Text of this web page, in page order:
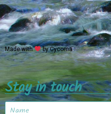
Made with by Cycoma
Stay in touch